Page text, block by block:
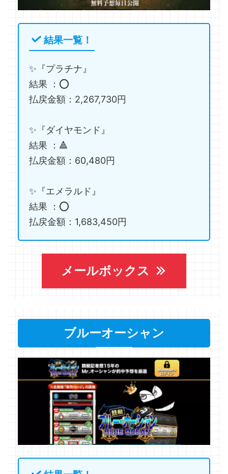
結果一覧！
✨『プラチナ』
結果 ：⭕️
払戻金額：2,267,730円
✨『ダイヤモンド』
結果 ：🔺
払戻金額：60,480円
✨『エメラルド』
結果 ：⭕️
払戻金額：1,683,450円
メールボックス
ブルーオーシャン